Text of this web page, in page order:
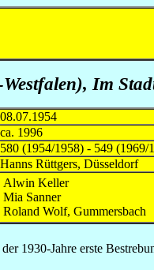
Im
08.07.1954
ca. 1996
580 (1954/1958) - 549
Hanns Rüttgers, Düsseldorf
Alwin Keller
Mia Sanner
Roland Wolf, Gummersbach
1930-Jahre erste